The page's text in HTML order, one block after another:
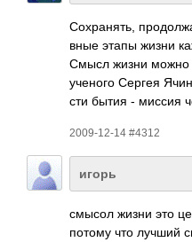
Сохр­анять,
вные этапы жизни
Смысл жизни можно
ученого Сергея
сти бытия - миссия
2009-12-14 #4312
игорь
смысол жизни это
потому что лучший